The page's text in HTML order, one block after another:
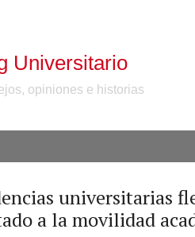
Universitario
opiniones e historias
universitarias
a la movilidad